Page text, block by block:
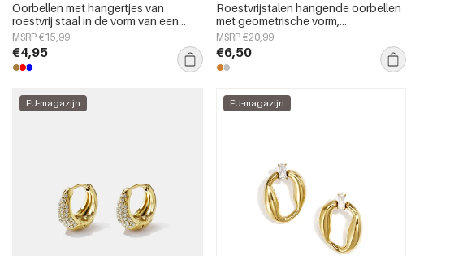
Oorbellen met hangertjes van
roestvrij staal in de vorm van een
bloem uit de Daily Simple-serie voor
dames.
MSRP €15,99
€4,95
Roestvrijstalen hangende oorbellen
met geometrische vorm,
eenvoudige, alledaagse serie,
damessieraden
MSRP €20,99
€6,50
EU-magazijn EU-magazijn